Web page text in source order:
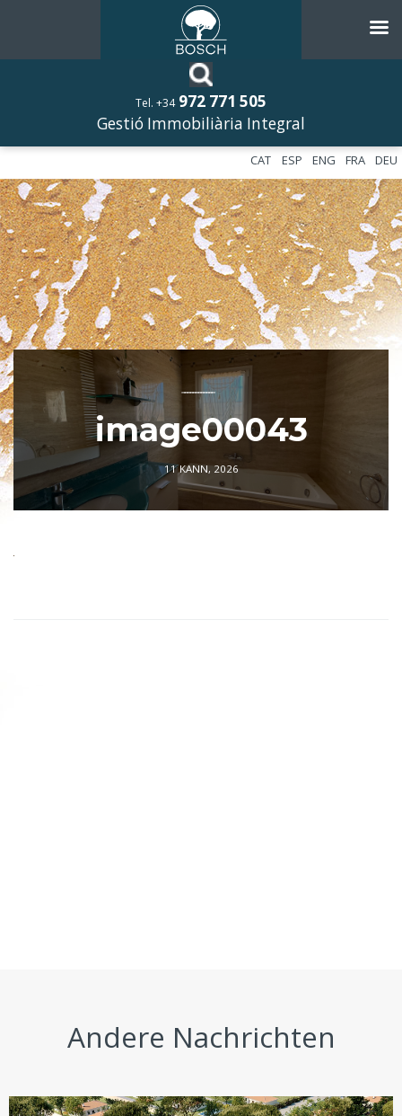
Tel. +34 972 771 505
Gestió Immobiliària Integral
DEU
FRA
ENG
ESP
CAT
––––––––––––
image00043
11 KANN, 2026
Andere Nachrichten